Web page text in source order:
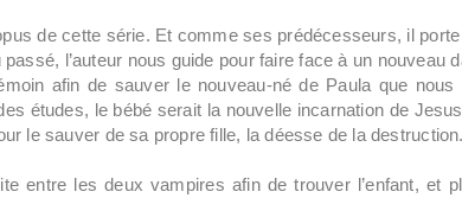
de cette série. Et comme ses prédécesseurs, il
l’auteur nous guide pour faire face à un nouveau
afin de sauver le nouveau-né de Paula que nous
études, le bébé serait la nouvelle incarnation de
le sauver de sa propre fille, la déesse de la destruction.
entre les deux vampires afin de trouver l’enfant, et